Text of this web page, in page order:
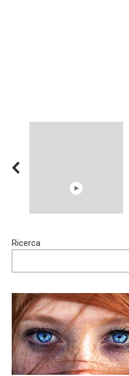
Trying BOLLYWOOD
Ricerca